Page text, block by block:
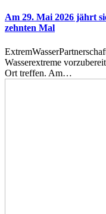
Am 29. Mai 2026 jährt
zehnten Mal
Wasserextreme
Ort treffen. Am…